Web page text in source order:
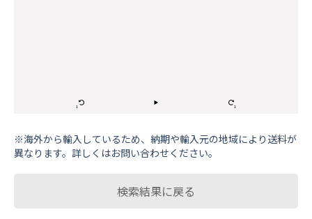
※海外から輸⼊しているため、納期や輸⼊元の地域により送料が
異なります。詳しくはお問い合わせください。
検索結果に戻る